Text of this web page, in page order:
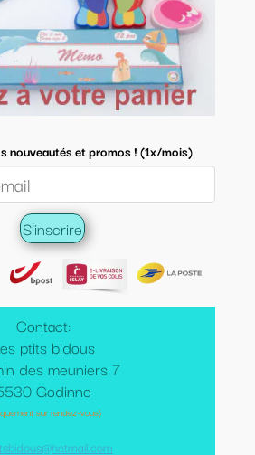
Contact:
ptits bidous
des meuniers 7
Godinne
sur rendez-vous)
nouveautés et promos ! (1x/mois)